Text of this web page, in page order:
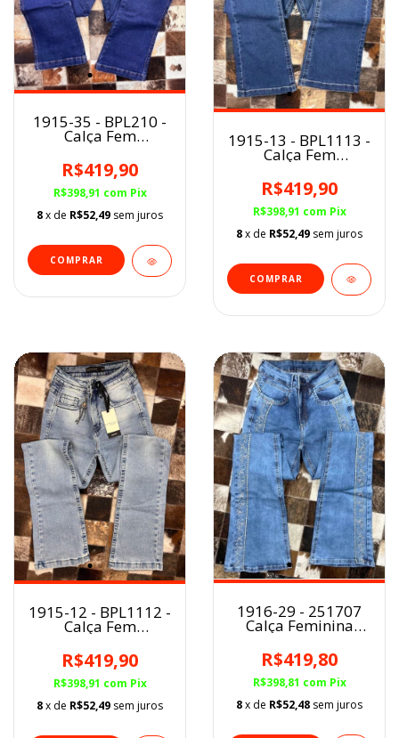
1915-35 - BPL210 -
Calça Fem
Buphallos
R$419,90
R$398,91 com Pix
8x de R$52,49 sem juros
COMPRAR
1915-13 - BPL1113 -
Calça Fem
Buphallos BootCut
detalhe Horse
R$419,90
R$398,91 com Pix
8x de R$52,49 sem juros
COMPRAR
1915-12 - BPL1112 -
Calça Fem
Buphallos BootCut
detalhe Horse
R$419,90
R$398,91 com Pix
8x de R$52,49 sem juros
1916-29 - 251707
Calça Feminina
Minuty Cós Alto /
Bordada Flare
R$419,80
R$398,81 com Pix
8x de R$52,48 sem juros